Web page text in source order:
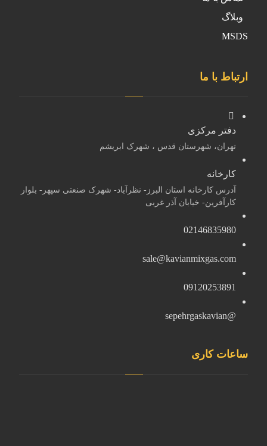
وبلاگ
MSDS
ارتباط با ما
دفتر مرکزی
تهران، شهرستان قدس ، شهرک ابریشم
کارخانه
آدرس کارخانه استان البرز- نظرآباد- شهرک صنعتی سپهر- بلوار
کارآفرین- خیابان آذر غربی
02146835980
sale@kavianmixgas.com
09120253891
@sepehrgaskavian
ساعات کاری